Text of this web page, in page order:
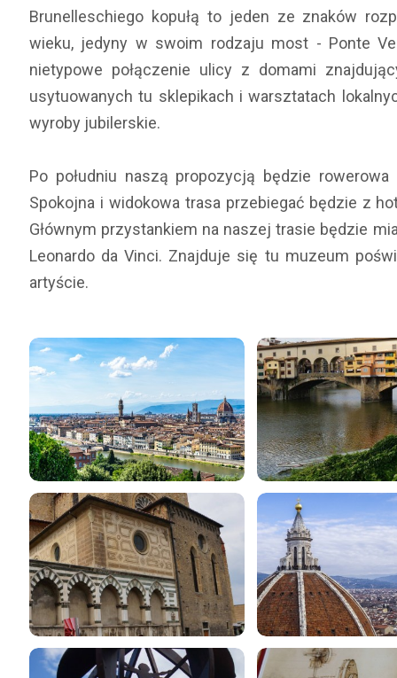
Brunelleschiego kopułą to jeden ze znaków
wieku, jedyny w swoim rodzaju most - Ponte
nietypowe połączenie ulicy z domami
usytuowanych tu sklepikach i warsztatach
wyroby jubilerskie.
Po południu naszą propozycją będzie
Spokojna i widokowa trasa przebiegać będzie z
Głównym przystankiem na naszej trasie będzie
Leonardo da Vinci. Znajduje się tu muzeum
artyście.